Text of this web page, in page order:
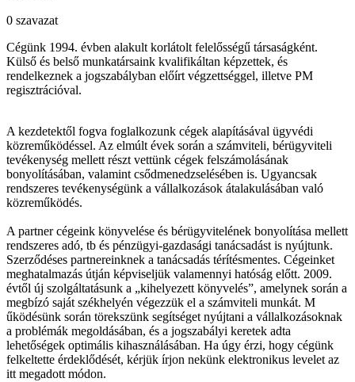
0 szavazat
Cégünk 1994. évben alakult korlátolt felelősségű társaságként.
Külső és belső munkatársaink kvalifikáltan képzettek, és
rendelkeznek a jogszabályban előírt végzettséggel, illetve PM
regisztrációval.
Akezdetektől fogva foglalkozunk cégek alapításával ügyvédi
közreműködéssel. Az elmúlt évek során a számviteli, bérügyviteli
tevékenység mellett részt vettünk cégek felszámolásának
bonyolításában, valamint csődmenedzselésében is. Ugyancsak
rendszeres tevékenységünk a vállalkozások átalakulásában való
közreműködés.
A partnercégeink könyvelése és bérügyvitelének bonyolítása mellett
rendszeres adó, tb és pénzügyi-gazdasági tanácsadástis nyújtunk.
Szerződéses partnereinknek a tanácsadás térítésmentes. Cégeinket
meghatalmazás útján képviseljük valamennyi hatóság előtt. 2009.
évtől új szolgáltatásunk a „kihelyezett könyvelés”, amelynek során a
megbízó saját székhelyén végezzük el a számviteli munkát. M
űködésünk során törekszünk segítséget nyújtani a vállalkozásoknak
a problémák megoldásában, és a jogszabályi keretek adta
lehetőségek optimális kihasználásában. Ha úgy érzi, hogy cégünk
felkeltette érdeklődését, kérjük írjon nekünk elektronikus levelet az
itt megadott módon.